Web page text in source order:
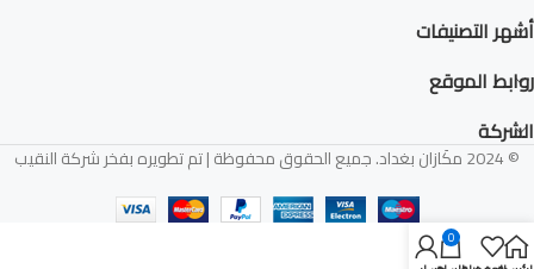
أشهر التصنيفات
روابط الموقع
الشركة
© 2024 مكَازان بغداد. جميع الحقوق محفوظة | تم تطويره بفخر شركة النقيب
0